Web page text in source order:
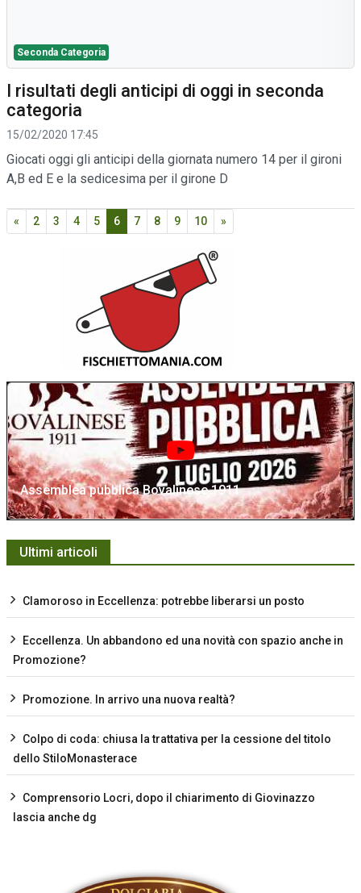
Seconda Categoria
I risultati degli anticipi di oggi in seconda
categoria
15/02/2020 17:45
Giocati oggi gli anticipi della giornata numero 14 per il gironi
A,B ed E e la sedicesima per il girone D
« 2 3 4 5 6 7 8 9 10 »
Assemblea pubblica Bovalinese 1911
Ultimi articoli
Clamoroso in Eccellenza: potrebbe liberarsi un posto
Eccellenza. Un abbandono ed una novità con spazio anche in
Promozione?
Promozione. In arrivo una nuova realtà?
Colpo di coda: chiusa la trattativa per la cessione del titolo
dello StiloMonasterace
Comprensorio Locri, dopo il chiarimento di Giovinazzo
lascia anche dg